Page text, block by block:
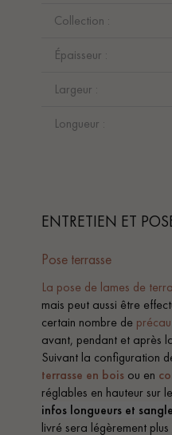
Collection :
Épaisseur :
Largeur :
Longueur :
ENTRETIEN ET
Pose terrasse
La pose de lames de
mais peut aussi être
certain nombre de
avant, pendant et après
Suivant la configuration
terrasse en bois ou en
réglables en hauteur sur
infos longueurs et
livré sera légèrement